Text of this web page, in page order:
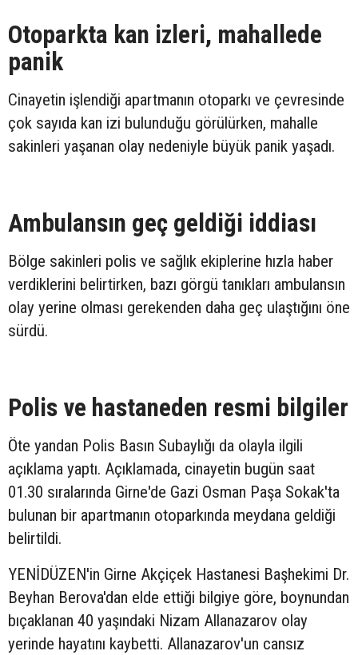
Otoparkta kan izleri, mahallede
panik
Cinayetin işlendiği apartmanın otoparkı ve çevresinde
çok sayıda kan izi bulunduğu görülürken, mahalle
sakinleri yaşanan olay nedeniyle büyük panik yaşadı.
Ambulansın geç geldiği iddiası
Bölge sakinleri polis ve sağlık ekiplerine hızla haber
verdiklerini belirtirken, bazı görgü tanıkları ambulansın
olay yerine olması gerekenden daha geç ulaştığını öne
sürdü.
Polis ve hastaneden resmi bilgiler
Öte yandan Polis Basın Subaylığı da olayla ilgili
açıklama yaptı. Açıklamada, cinayetin bugün saat
01.30 sıralarında Girne'de Gazi Osman Paşa Sokak'ta
bulunan bir apartmanın otoparkında meydana geldiği
belirtildi.
YENİDÜZEN'in Girne Akçiçek Hastanesi Başhekimi Dr.
Beyhan Berova'dan elde ettiği bilgiye göre, boynundan
bıçaklanan 40 yaşındaki Nizam Allanazarov olay
yerinde hayatını kaybetti. Allanazarov'un cansız